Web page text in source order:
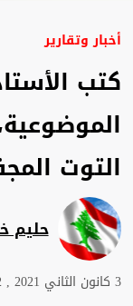
أخبار وتقارير
كتب
التوت
حليم
3 كانون الثاني 2021 , 21:32 م